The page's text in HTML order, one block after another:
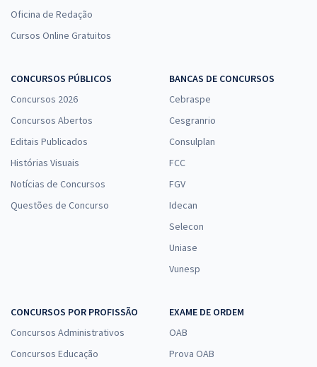
Oficina de Redação
Cursos Online Gratuitos
CONCURSOS PÚBLICOS
Concursos 2026
Concursos Abertos
Editais Publicados
Histórias Visuais
Notícias de Concursos
Questões de Concurso
BANCAS DE CONCURSOS
Cebraspe
Cesgranrio
Consulplan
FCC
FGV
Idecan
Selecon
Uniase
Vunesp
CONCURSOS POR PROFISSÃO
Concursos Administrativos
Concursos Educação
EXAME DE ORDEM
OAB
Prova OAB